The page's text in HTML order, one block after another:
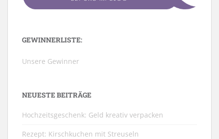
GEWINNERLISTE:
Unsere Gewinner
NEUESTE BEITRÄGE
Hochzeitsgeschenk: Geld kreativ verpacken
Rezept: Kirschkuchen mit Streuseln